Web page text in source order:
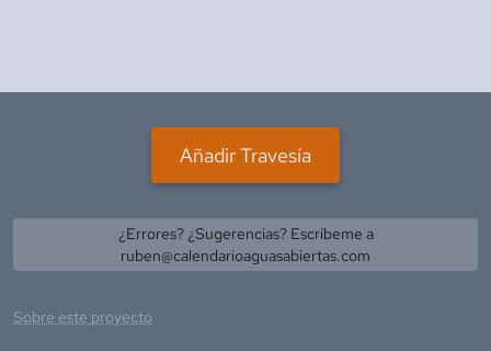
Añadir Travesía
¿Errores? ¿Sugerencias? Escríbeme a
ruben@calendarioaguasabiertas.com
Sobre este proyecto